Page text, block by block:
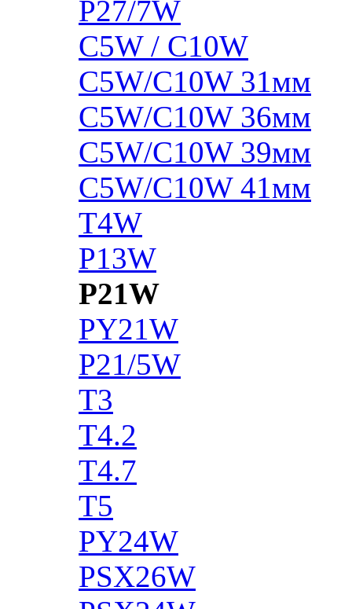
P27/7W
C5W / C10W
C5W/C10W 31мм
C5W/C10W 36мм
C5W/C10W 39мм
C5W/C10W 41мм
T4W
P13W
P21W
PY21W
P21/5W
T3
T4.2
T4.7
T5
PY24W
PSX26W